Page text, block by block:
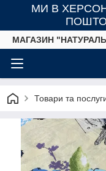
МИ В
МАГАЗИН
Товари та